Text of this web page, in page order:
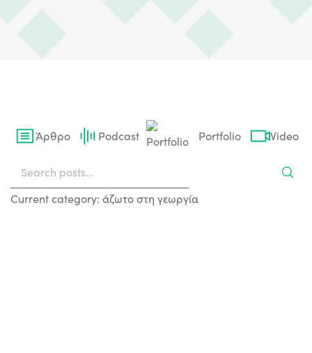
Άρθρο Podcast Portfolio Video
Current category: άζωτο στη γεωργία